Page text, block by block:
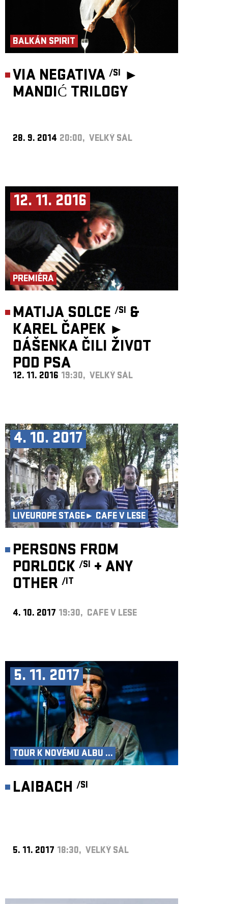
BALKÁN SPIRIT
VIA NEGATIVA /SI ►
MANDIĆ TRILOGY
28. 9. 2014 20:00, VELKÝ SÁL
12. 11. 2016
PREMIÉRA
MATIJA SOLCE /SI &
KAREL ČAPEK ►
DÁŠENKA ČILI ŽIVOT
POD PSA
12. 11. 2016 19:30, VELKÝ SÁL
4. 10. 2017
LIVEUROPE STAGE► CAFE V LESE
PERSONS FROM
PORLOCK /SI + ANY
OTHER /IT
4. 10. 2017 19:30, CAFE V LESE
5. 11. 2017
TOUR K NOVÉMU ALBU ...
LAIBACH /SI
5. 11. 2017 18:30, VELKÝ SÁL